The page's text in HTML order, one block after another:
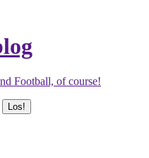
Football, of course!